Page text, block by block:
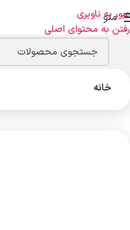
عبور به ناوبری
رفتن به محتوای اصلی
منو
خانه